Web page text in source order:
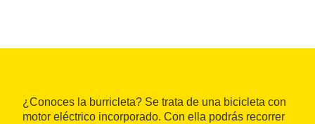
¿Conoces la burricleta? Se trata de una bicicleta con
motor eléctrico incorporado. Con ella podrás recorrer